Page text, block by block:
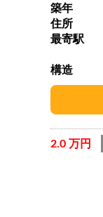
築年
住所
最寄駅
構造
2.0 万円